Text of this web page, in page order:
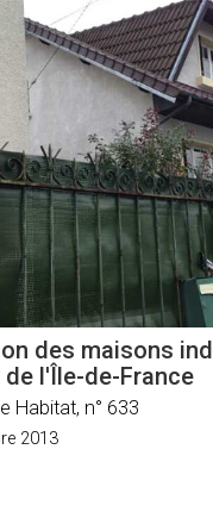
des maisons
l'Île-de-France
Habitat, n° 633
2013